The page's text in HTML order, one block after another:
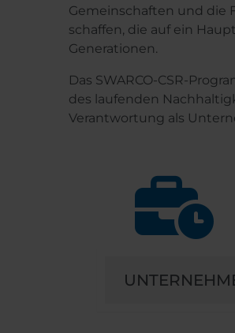
Gemeinschaften und die
schaffen, die auf ein
Generationen.
Das SWARCO-CSR-
des laufenden
Verantwortung als